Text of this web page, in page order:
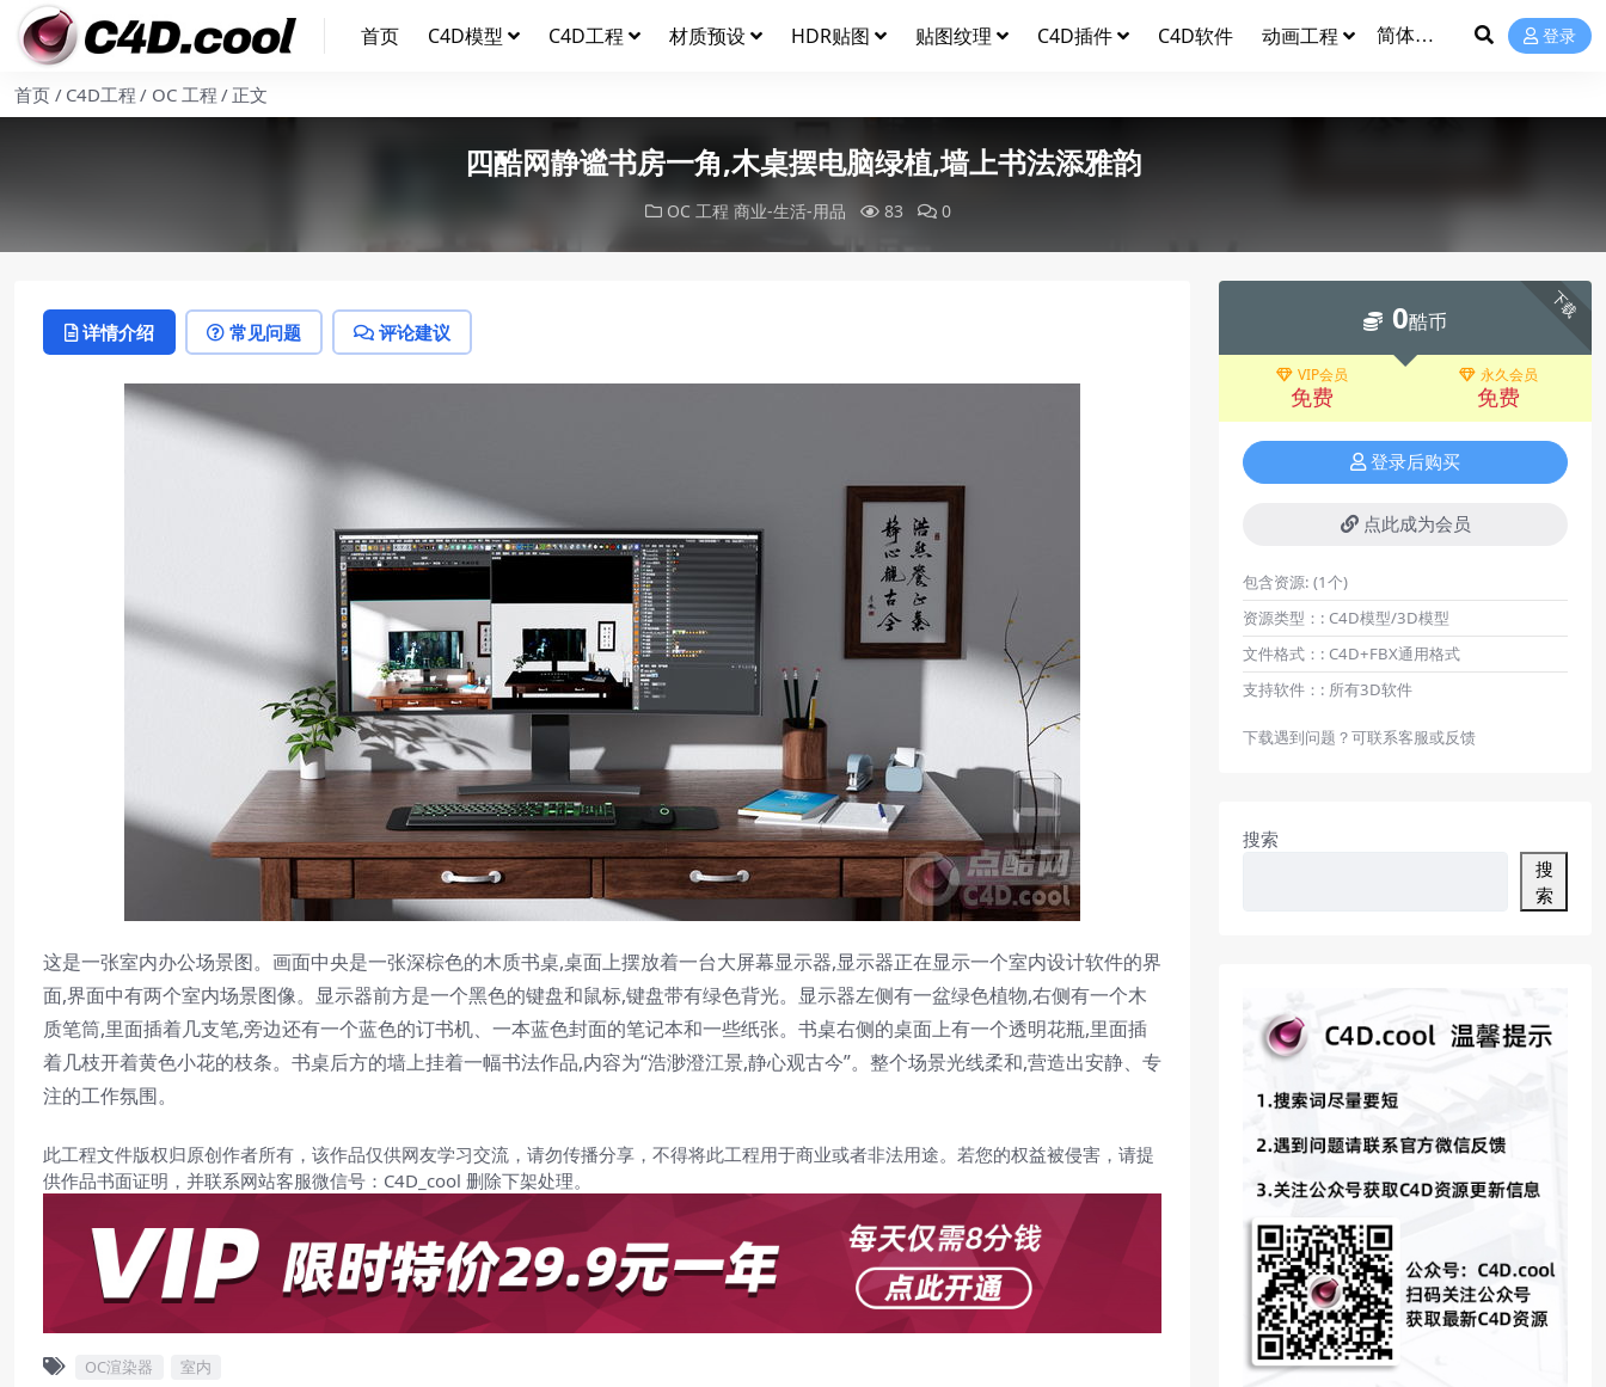
首页 C4D模型 C4D工程 材质预设 HDR贴图 贴图纹理 C4D插件 C4D软件 动画工程 登录
首页 C4D工程 OC 工程 正文
四酷网静谧书房一角,木桌摆电脑绿植,墙上书法添雅韵
OC 工程 商业-生活-用品 83 0
详情介绍 常见问题 评论建议
这是一张室内办公场景图。画面中央是一张深棕色的木质书桌,桌面上摆放着一台大屏幕显示器,显示器正在显示一个室内设计软件的界
面,界面中有两个室内场景图像。显示器前方是一个黑色的键盘和鼠标,键盘带有绿色背光。显示器左侧有一盆绿色植物,右侧有一个木
质笔筒,里面插着几支笔,旁边还有一个蓝色的订书机、一本蓝色封面的笔记本和一些纸张。书桌右侧的桌面上有一个透明花瓶,里面插
着几枝开着黄色小花的枝条。书桌后方的墙上挂着一幅书法作品,内容为“浩渺澄江景,静心观古今”。整个场景光线柔和,营造出安静、专
注的工作氛围。
此工程文件版权归原创作者所有，该作品仅供网友学习交流，请勿传播分享，不得将此工程用于商业或者非法用途。若您的权益被侵害，请提
供作品书面证明，并联系网站客服微信号：C4D_cool 删除下架处理。
OC渲染器 室内
下载
0酷币
VIP会员
免费
永久会员
免费
登录后购买
点此成为会员
包含资源: (1个)
资源类型：: C4D模型/3D模型
文件格式：: C4D+FBX通用格式
支持软件：: 所有3D软件
下载遇到问题？可联系客服或反馈
搜索
搜
索